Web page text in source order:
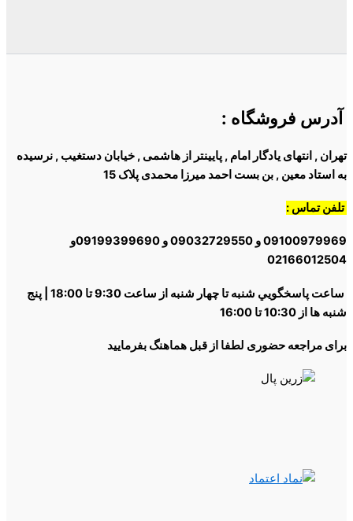
آدرس فروشگاه :
تهران , انتهای یادگار امام , پایینتر از هاشمی , خیابان دستغیب , نرسیده
به استاد معین , بن بست احمد میرزا محمدی پلاک 15
تلفن تماس :
09100979969 و 09032729550 و 09199399690و
02166012504
ساعت پاسخگويي شنبه تا چهار شنبه از ساعت 9:30 تا 18:00 | پنج
شنبه ها از 10:30 تا 16:00
برای مراجعه حضوری لطفا از قبل هماهنگ بفرمایید